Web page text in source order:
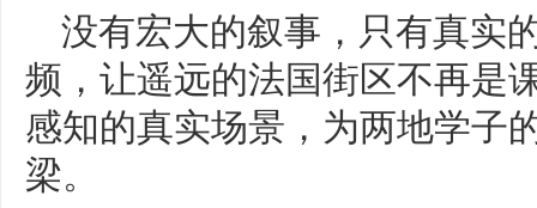
没有宏大的叙事，只有真实
频，让遥远的法国街区不再是
感知的真实场景，为两地学子
梁。